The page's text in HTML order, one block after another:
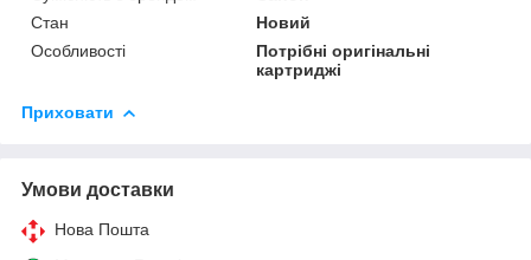
Стан
Новий
Особливості
Потрібні оригінальні
картриджі
Приховати
Умови доставки
Нова Пошта